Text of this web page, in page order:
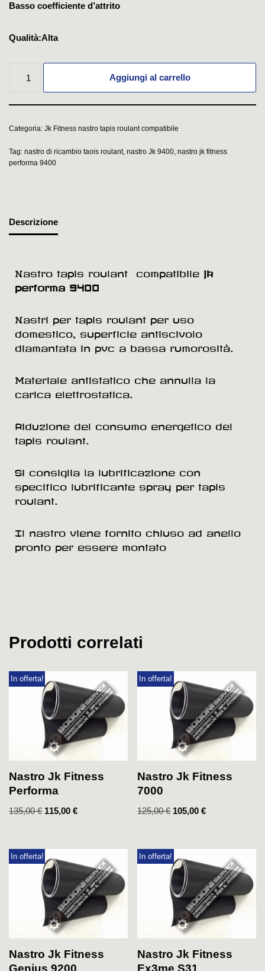
Basso coefficiente d’attrito
Qualità:Alta
Aggiungi al carrello
Categoria: Jk Fitness nastro tapis roulant compatibile
Tag: nastro di ricambio taois roulant, nastro Jk 9400, nastro jk fitness
performa 9400
Descrizione
Nastro tapis roulant compatibile jk
performa 9400
Nastri per tapis roulant per uso
domestico, superficie antiscivolo
diamantata in pvc a bassa rumorosità.
Materiale antistatico che annulla la
carica elettrostatica.
Riduzione del consumo energetico del
tapis roulant.
Si consiglia la lubrificazione con
specifico lubrificante spray per tapis
roulant.
Il nastro viene fornito chiuso ad anello
pronto per essere montato
Prodotti correlati
In offerta!
Nastro Jk Fitness
Performa
135,00€ 115,00 €
In offerta!
Nastro Jk Fitness
7000
125,00€ 105,00€
In offerta!
Nastro Jk Fitness
Genius 9200
In offerta!
Nastro Jk Fitness
Ex3me S31